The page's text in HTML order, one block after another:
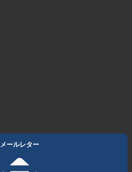
メールレター